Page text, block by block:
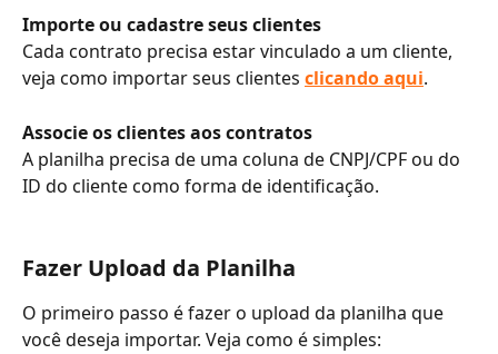
Importe ou cadastre seus clientes
Cada contrato precisa estar vinculado a um cliente,
veja como importar seus clientes clicando aqui.
Associe os clientes aos contratos
A planilha precisa de uma coluna de CNPJ/CPF ou do
ID do cliente como forma de identificação.
Fazer Upload da Planilha
O primeiro passo é fazer o upload da planilha que
você deseja importar. Veja como é simples: